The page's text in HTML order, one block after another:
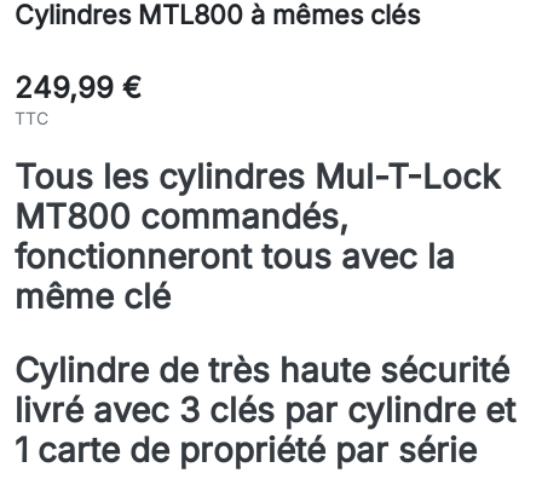
Cylindres MTL800 à mêmes clés
249,99 €
TTC
Tous les cylindres Mul-T-Lock
MT800 commandés,
fonctionneront tous avec la
même clé
Cylindre de très haute sécurité
livré avec 3 clés par cylindre et
1 carte de propriété par série